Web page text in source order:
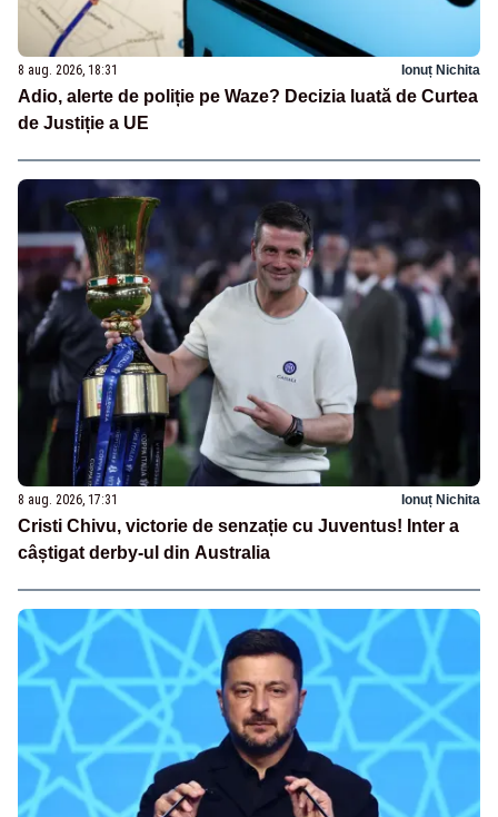
8 aug. 2026, 18:31 Ionuț Nichita
Adio, alerte de poliție pe Waze? Decizia luată de Curtea
de Justiție a UE
8 aug. 2026, 17:31 Ionuț Nichita
Cristi Chivu, victorie de senzație cu Juventus! Inter a
câștigat derby-ul din Australia